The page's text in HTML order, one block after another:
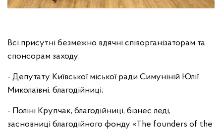
Всі присутні безмежно вдячні співорганізаторам та
спонсорам заходу:
- Депутату Київської міської ради Симуніній Юлії
Миколаївні, благодійниці;
- Поліні Крупчак, благодійниці, бізнес леді,
засновниці благодійного фонду «The founders of the